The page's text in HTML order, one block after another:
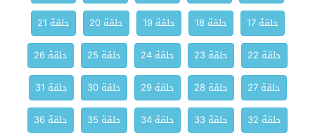
حلقة 17
حلقة 18 حلقة 19 حلقة 20
حلقة 21
حلقة 22
حلقة 23 حلقة 24 حلقة 25
حلقة 26
حلقة 27
حلقة 28 حلقة 29 حلقة 30
حلقة 31
حلقة 32
حلقة 33 حلقة 34 حلقة 35
حلقة 36